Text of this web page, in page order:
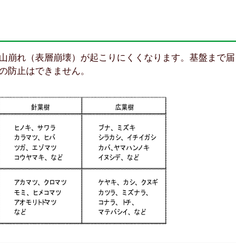
崩れ（表層崩壊）が起こりにくくなります。基盤まで
防止はできません。